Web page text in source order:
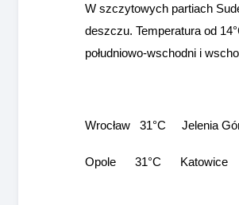
W szczytowych partiach
deszczu. Temperatura od
południowo-wschodni i
Wrocław 31°C
Opole 31°C